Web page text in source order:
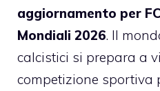
aggiornamento per
Mondiali 2026. Il
calcistici si prepara a
competizione sportiva